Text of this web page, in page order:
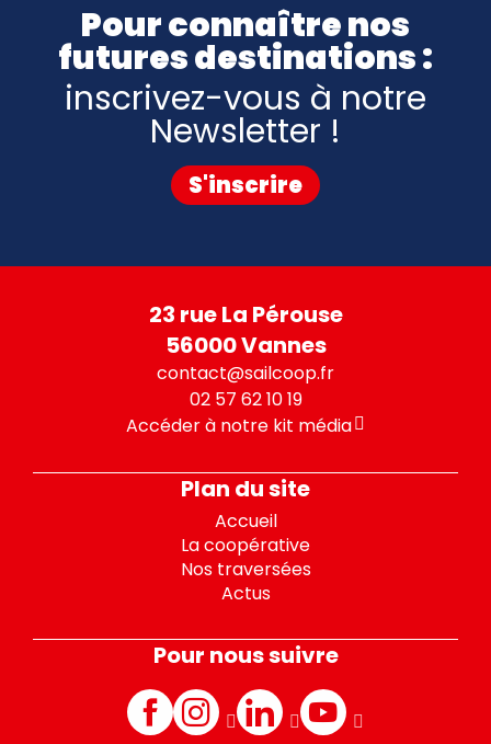
Pour connaître nos
futures destinations :
inscrivez-vous à notre
Newsletter !
S'inscrire
23 rue La Pérouse
56000 Vannes
contact@sailcoop.fr
02 57 62 10 19
Accéder à notre kit média
Plan du site
Accueil
La coopérative
Nos traversées
Actus
Pour nous suivre